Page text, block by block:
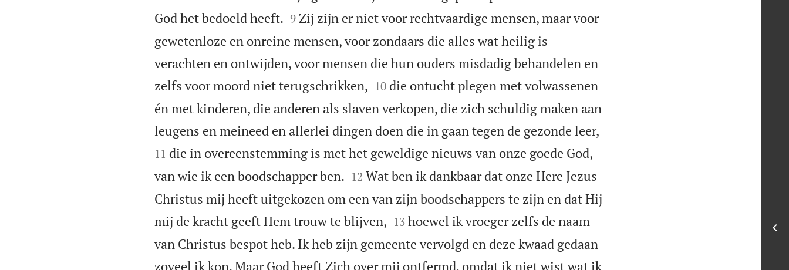
God het bedoeld heeft.
9 Zij zijn er niet voor rechtvaardige mensen, maar voor
gewetenloze en onreine mensen, voor zondaars die alles wat heilig is
verachten en ontwijden, voor mensen die hun ouders misdadig behandelen en
zelfs voor moord niet terugschrikken,
10 die ontucht plegen met volwassenen
én met kinderen, die anderen als slaven verkopen, die zich schuldig maken aan
leugens en meineed en allerlei dingen doen die in gaan tegen de gezonde leer,
11 die in overeenstemming is met het geweldige nieuws van onze goede God,
van wie ik een boodschapper ben.
12 Wat ben ik dankbaar dat onze Here Jezus
Christus mij heeft uitgekozen om een van zijn boodschappers te zijn en dat Hij
mij de kracht geeft Hem trouw te blijven,
13 hoewel ik vroeger zelfs de naam
van Christus bespot heb. Ik heb zijn gemeente vervolgd en deze kwaad gedaan
zoveel ik kon. Maar God heeft Zich over mij ontfermd, omdat ik niet wist wat ik